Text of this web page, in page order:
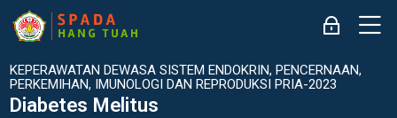
Skip to navigation
Skip to login form
Skip to main content
Skip to accessibility options
Skip to footer
Skip accessibility options
Log in
KEPERAWATAN DEWASA SISTEM ENDOKRIN, PENCERNAAN,
PERKEMIHAN, IMUNOLOGI DAN REPRODUKSI PRIA-2023
Diabetes Melitus